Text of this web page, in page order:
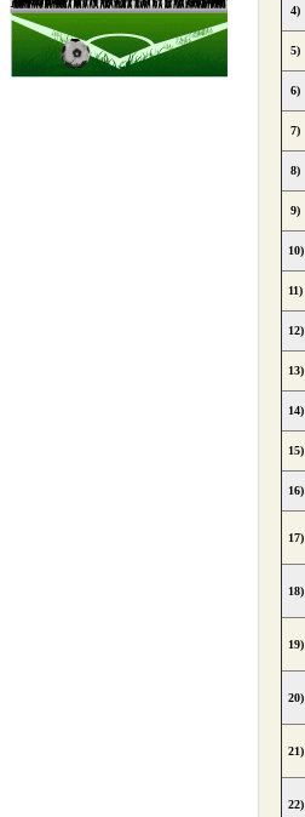
4)
5)
6)
7)
8)
9)
10)
11)
12)
13)
14)
15)
16)
17)
18)
19)
20)
21)
22)